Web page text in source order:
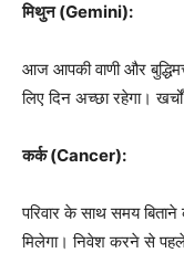
मिथुन (Gemini):
आज आपकी वाणी और
लिए दिन अच्छा रहेगा।
कर्क (Cancer):
परिवार के साथ समय
मिलेगा। निवेश करने से